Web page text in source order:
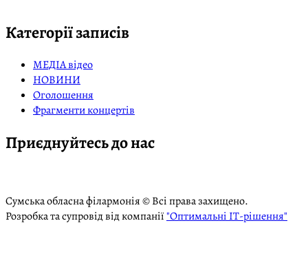
Категорії записів
МЕДІА відео
НОВИНИ
Оголошення
Фрагменти концертів
Приєднуйтесь до нас
Сумська обласна філармонія © Всі права захищено.
Розробка та супровід від компанії"Оптимальні ІТ-рішення"